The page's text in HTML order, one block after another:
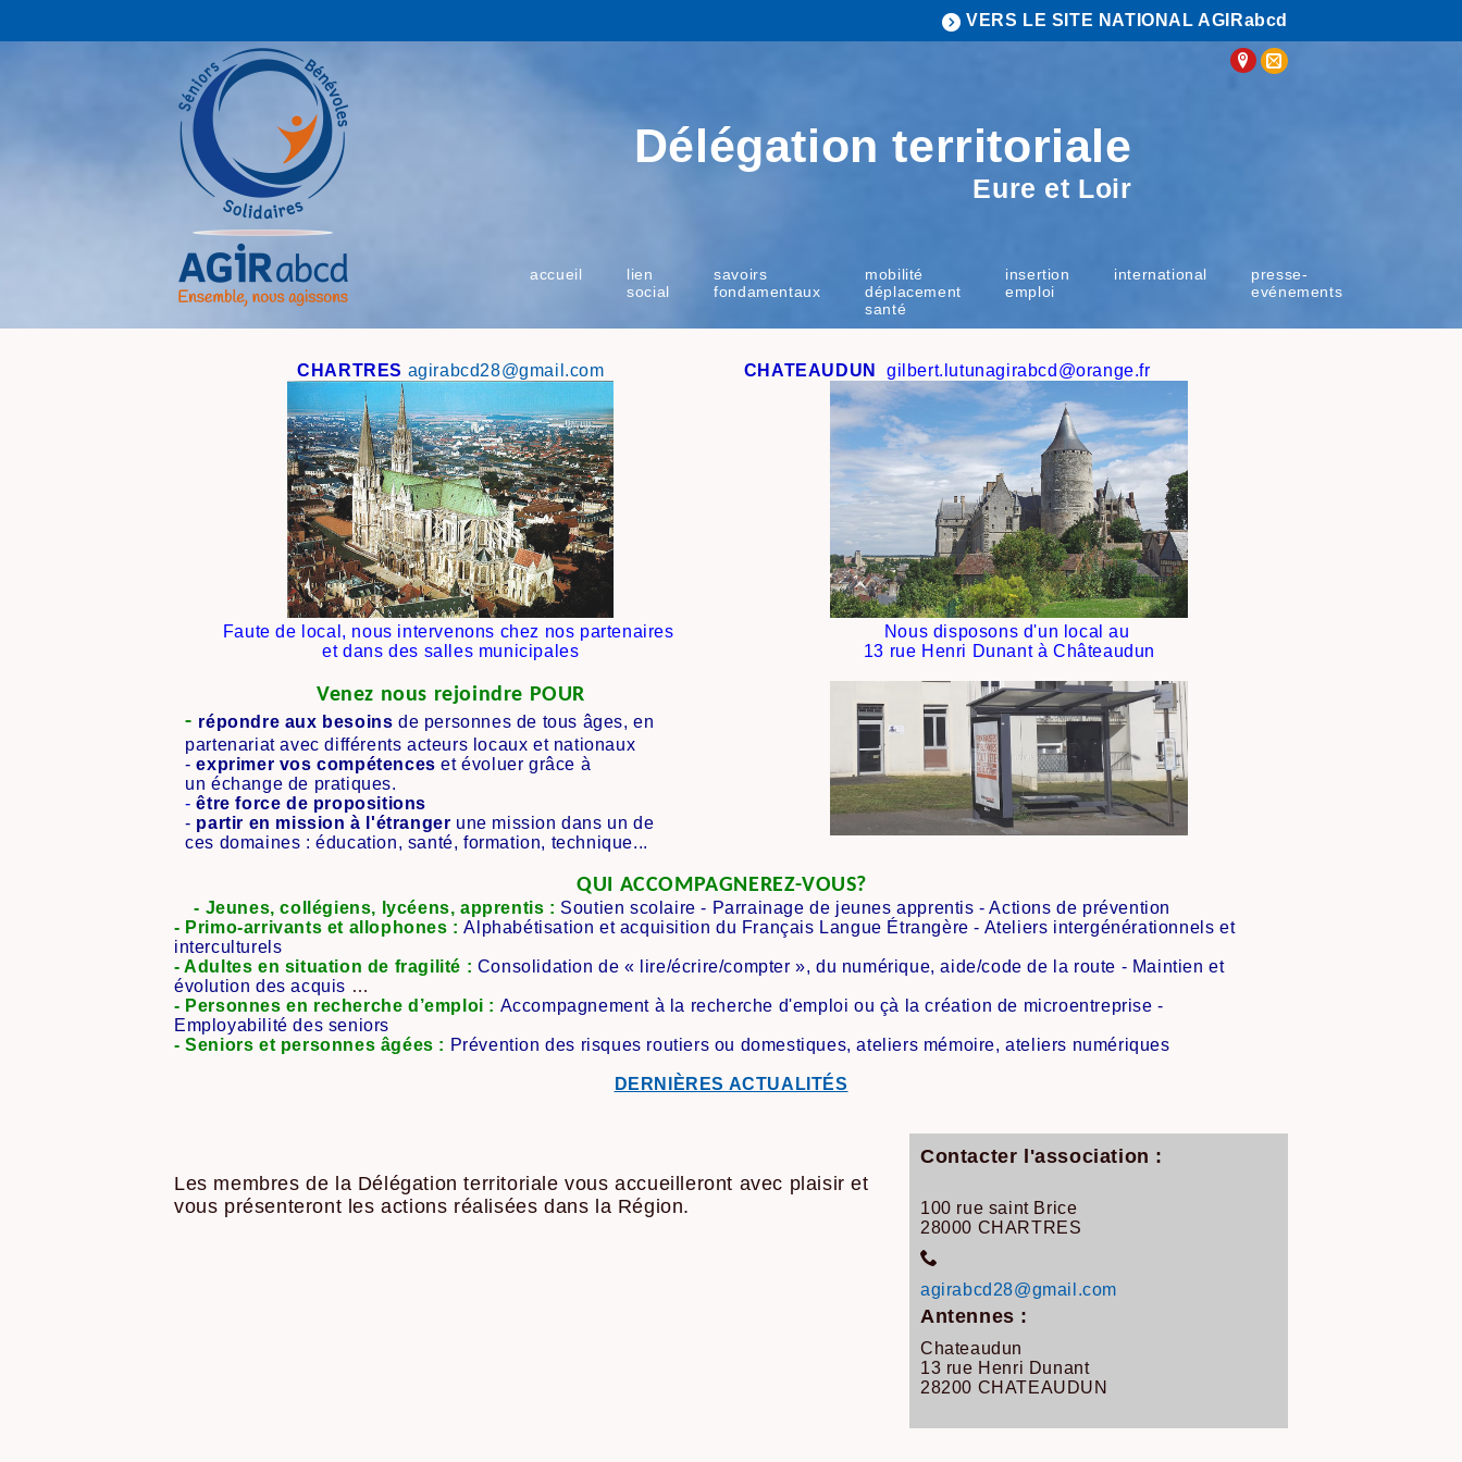
VERS LE SITE NATIONAL AGIRabcd
Délégation territoriale
Eure et Loir
accueil
lien
social
savoirs
fondamentaux
mobilité
déplacement
santé
insertion
emploi
international
presse-
evénements
CHARTRES agirabcd28@gmail.com
Faute de local, nous intervenons chez nos partenaires
et dans des salles municipales
Venez nous rejoindre POUR
- répondre aux besoinsde personnes de tous âges, en
partenariat avec différents acteurs locaux et nationaux
-exprimer voscompétences etévoluer grâce à
unéchange de pratiques.
-être force de propositions
- partir en mission à l'étranger une mission dans un de
ces domaines : éducation, santé, formation, technique...
CHATEAUDUN gilbert. lutunagirabcd @orange.fr
Nous disposons d'un local au
13 rue Henri Dunant à Châteaudun
QUI ACCOMPAGNEREZ-VOUS?
- Jeunes, collégiens, lycéens, apprentis : Soutien scolaire - Parrainage de jeunes apprentis - Actions de prévention
- Primo-arrivants et allophones :Alphabétisation et acquisition du Français Langue Étrangère - Ateliers intergénérationnels et
interculturels
- Adultes en situation de fragilité : Consolidation de « lire/écrire/compter », du numérique, aide/code de la route - Maintien et
évolution des acquis …
- Personnes en recherche d’emploi : Accompagnement à la recherche d'emploi ou çà la création de microentreprise -
Employabilité des seniors
- Seniors et personnes âgées : Prévention des risques routiers ou domestiques, ateliers mémoire, ateliers numériques
DERNIÈRES ACTUALITÉS
Les membres de la Délégation territoriale vous accueilleront avec plaisir et
vous présenteront les actions réalisées dans la Région.
Contacter l'association :
100 rue saint Brice
28000 CHARTRES
agirabcd28@gmail.com
Antennes :
Chateaudun
13 rue Henri Dunant
28200 CHATEAUDUN